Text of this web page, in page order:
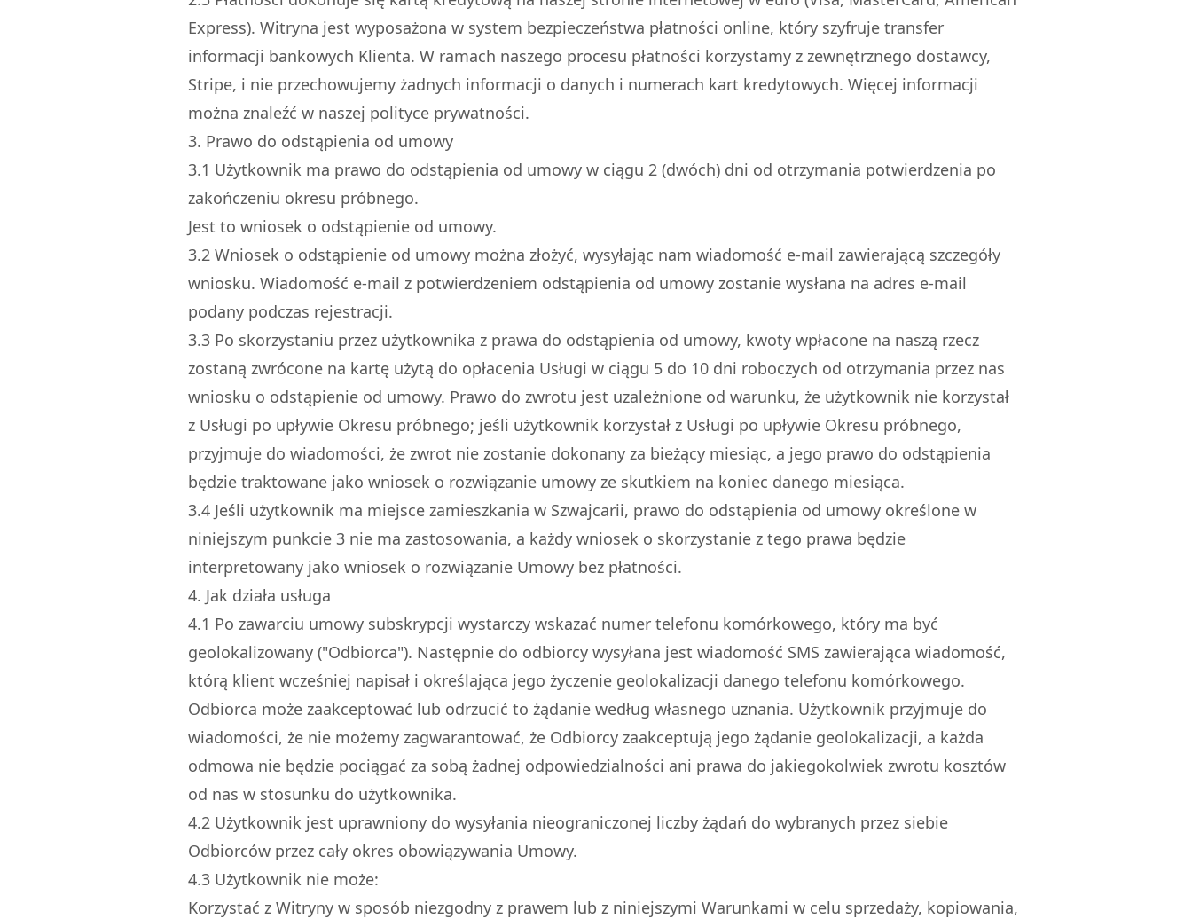
Express). Witryna jest wyposażona w system bezpieczeństwa płatności online, który szyfruje transfer
informacji bankowych Klienta. W ramach naszego procesu płatności korzystamy z zewnętrznego dostawcy,
Stripe, i nie przechowujemy żadnych informacji o danych i numerach kart kredytowych. Więcej informacji
można znaleźć w naszej polityce prywatności.
3. Prawo do odstąpienia od umowy
3.1 Użytkownik ma prawo do odstąpienia od umowy w ciągu 2 (dwóch) dni od otrzymania potwierdzenia po
zakończeniu okresu próbnego.
Jest to wniosek o odstąpienie od umowy.
3.2 Wniosek o odstąpienie od umowy można złożyć, wysyłając nam wiadomość e-mail zawierającą szczegóły
wniosku. Wiadomość e-mail z potwierdzeniem odstąpienia od umowy zostanie wysłana na adres e-mail
podany podczas rejestracji.
3.3 Po skorzystaniu przez użytkownika z prawa do odstąpienia od umowy, kwoty wpłacone na naszą rzecz
zostaną zwrócone na kartę użytą do opłacenia Usługi w ciągu 5 do 10 dni roboczych od otrzymania przez nas
wniosku o odstąpienie od umowy. Prawo do zwrotu jest uzależnione od warunku, że użytkownik nie korzystał
z Usługi po upływie Okresu próbnego; jeśli użytkownik korzystał z Usługi po upływie Okresu próbnego,
przyjmuje do wiadomości, że zwrot nie zostanie dokonany za bieżący miesiąc, a jego prawo do odstąpienia
będzie traktowane jako wniosek o rozwiązanie umowy ze skutkiem na koniec danego miesiąca.
3.4 Jeśli użytkownik ma miejsce zamieszkania w Szwajcarii, prawo do odstąpienia od umowy określone w
niniejszym punkcie 3 nie ma zastosowania, a każdy wniosek o skorzystanie z tego prawa będzie
interpretowany jako wniosek o rozwiązanie Umowy bez płatności.
4. Jak działa usługa
4.1 Po zawarciu umowy subskrypcji wystarczy wskazać numer telefonu komórkowego, który ma być
geolokalizowany ("Odbiorca"). Następnie do odbiorcy wysyłana jest wiadomość SMS zawierająca wiadomość,
którą klient wcześniej napisał i określająca jego życzenie geolokalizacji danego telefonu komórkowego.
Odbiorca może zaakceptować lub odrzucić to żądanie według własnego uznania. Użytkownik przyjmuje do
wiadomości, że nie możemy zagwarantować, że Odbiorcy zaakceptują jego żądanie geolokalizacji, a każda
odmowa nie będzie pociągać za sobą żadnej odpowiedzialności ani prawa do jakiegokolwiek zwrotu kosztów
od nas w stosunku do użytkownika.
4.2 Użytkownik jest uprawniony do wysyłania nieograniczonej liczby żądań do wybranych przez siebie
Odbiorców przez cały okres obowiązywania Umowy.
4.3 Użytkownik nie może:
Korzystać z Witryny w sposób niezgodny z prawem lub z niniejszymi Warunkami w celu sprzedaży, kopiowania,